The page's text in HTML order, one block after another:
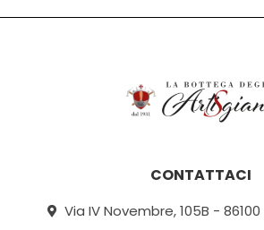
CONTATTACI
Via IV Novembre, 105B -